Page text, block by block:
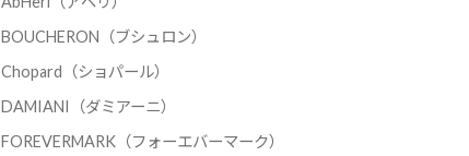
BOUCHERON（ブシュロン）
Chopard（ショパール）
DAMIANI（ダミアーニ）
FOREVERMARK（フォーエバーマーク）